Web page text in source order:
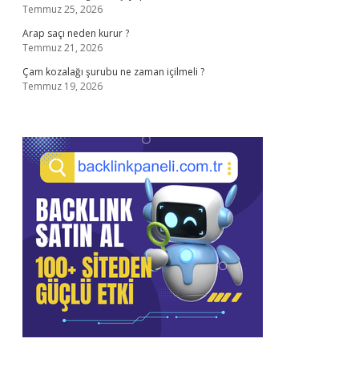
Temmuz 25, 2026
Arap saçı neden kurur ?
Temmuz 21, 2026
Çam kozalağı şurubu ne zaman içilmeli ?
Temmuz 19, 2026